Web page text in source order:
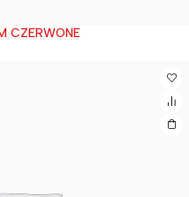
CZERWONE